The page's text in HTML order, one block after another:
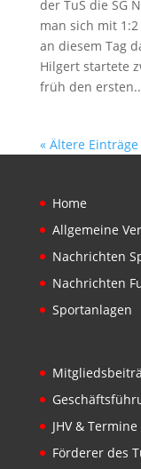
der TuS die SG
man sich mit
an diesem Tag
Hilgert startete
früh den
« Ältere Einträge
Home
Allgemeine
Nachrichten
Nachrichten
Sportanlagen
JHV & Termine
Förderer des